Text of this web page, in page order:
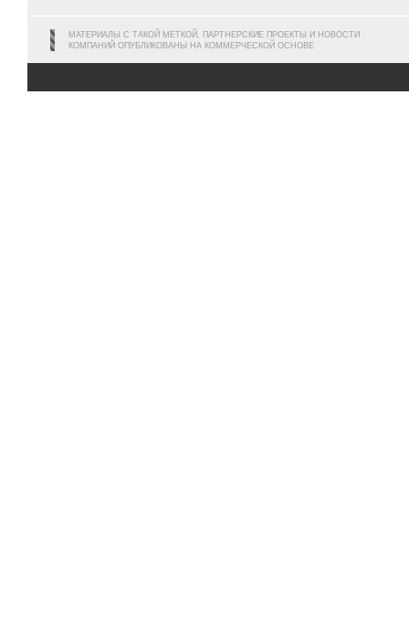
МАТЕРИАЛЫ С ТАКОЙ МЕТКОЙ, ПАРТНЕРСКИЕ ПРОЕКТЫ И НОВОСТИ
КОМПАНИЙ ОПУБЛИКОВАНЫ НА КОММЕРЧЕСКОЙ ОСНОВЕ